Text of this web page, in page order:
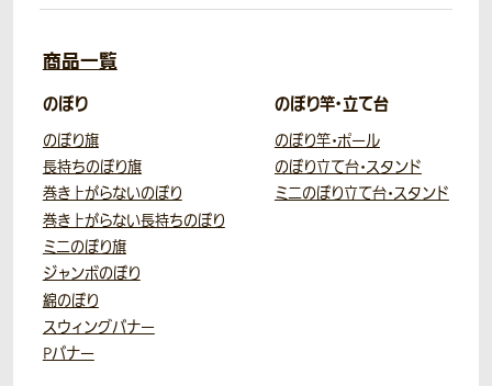
商品一覧
のぼり
のぼり旗
長持ちのぼり旗
巻き上がらないのぼり
巻き上がらない長持ちのぼり
ミニのぼり旗
ジャンボのぼり
綿のぼり
スウィングバナー
Pバナー
のぼり竿・立て台
のぼり竿・ポール
のぼり立て台・スタンド
ミニのぼり立て台・スタンド